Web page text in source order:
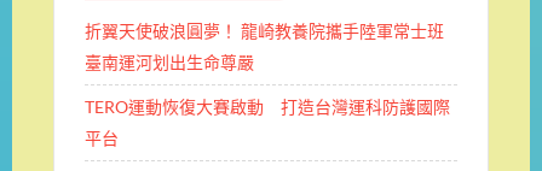
折翼天使破浪圓夢！ 龍崎教養院攜手陸軍常士班 ​
臺南運河划出生命尊嚴
TERO運動恢復大賽啟動 打造台灣運科防護國際
平台